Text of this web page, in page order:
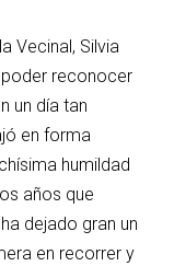
Vecinal, Silvia
poder reconocer
un día tan
en forma
humildad
años que
dejado gran un
en recorrer y